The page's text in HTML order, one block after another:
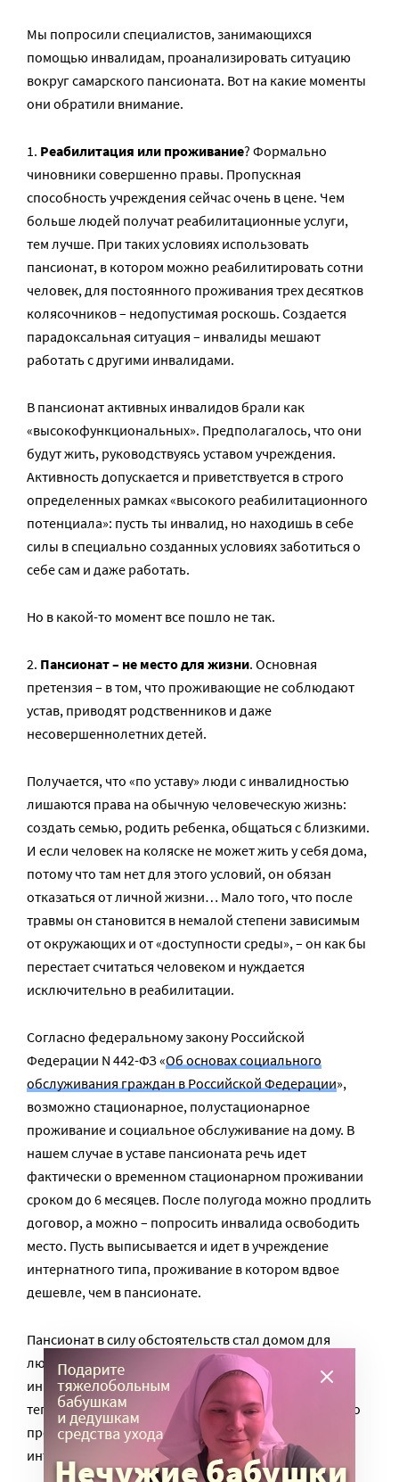
Мы попросили специалистов, занимающихся
помощью инвалидам, проанализировать ситуацию
вокруг самарского пансионата. Вот на какие моменты
они обратили внимание.
1. Реабилитация или проживание? Формально
чиновники совершенно правы. Пропускная
способность учреждения сейчас очень в цене. Чем
больше людей получат реабилитационные услуги,
тем лучше. При таких условиях использовать
пансионат, в котором можно реабилитировать сотни
человек, для постоянного проживания трех десятков
колясочников – недопустимая роскошь. Создается
парадоксальная ситуация – инвалиды мешают
работать с другими инвалидами.
В пансионат активных инвалидов брали как
«высокофункциональных». Предполагалось, что они
будут жить, руководствуясь уставом учреждения.
Активность допускается и приветствуется в строго
определенных рамках «высокого реабилитационного
потенциала»: пусть ты инвалид, но находишь в себе
силы в специально созданных условиях заботиться о
себе сам и даже работать.
Но в какой-то момент все пошло не так.
2. Пансионат – не место для жизни. Основная
претензия – в том, что проживающие не соблюдают
устав, приводят родственников и даже
несовершеннолетних детей.
Получается, что «по уставу» люди с инвалидностью
лишаются права на обычную человеческую жизнь:
создать семью, родить ребенка, общаться с близкими.
И если человек на коляске не может жить у себя дома,
потому что там нет для этого условий, он обязан
отказаться от личной жизни… Мало того, что после
травмы он становится в немалой степени зависимым
от окружающих и от «доступности среды», – он как бы
перестает считаться человеком и нуждается
исключительно в реабилитации.
Согласно федеральному закону Российской
Федерации N 442-ФЗ «Об основах социального
обслуживания граждан в Российской Федерации»,
возможно стационарное, полустационарное
проживание и социальное обслуживание на дому. В
нашем случае в уставе пансионата речь идет
фактически о временном стационарном проживании
сроком до 6 месяцев. После полугода можно продлить
договор, а можно – попросить инвалида освободить
место. Пусть выписывается и идет в учреждение
интернатного типа, проживание в котором вдвое
дешевле, чем в пансионате.
Пансионат в силу обстоятельств стал домом для
людей, которые, несмотря на тяжелейшую
инвалидность, выбрали активную жизнь. Каково же
теперь их будущее: дом активного сопровождаемого
проживания – или иждивенческое существование в
интернате?